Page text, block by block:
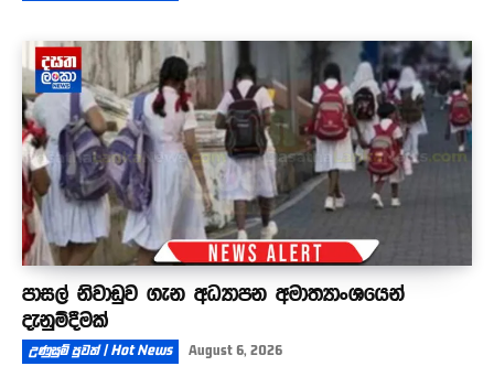
පාසල් නිවාඩුව ගැන අධ්‍යාපන අමාත්‍යාංශයෙන්
දැනුම්දීමක්
උණුසුම් පුවත් | Hot News August 6, 2026